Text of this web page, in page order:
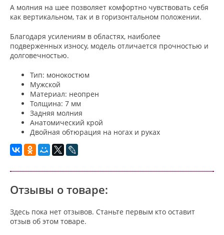
А молния на шее позволяет комфортно чувствовать себя
как вертикальном, так и в горизонтальном положении.
Благодаря усилениям в областях, наиболее
подверженных износу, модель отличается прочностью и
долговечностью.
Тип: монокостюм
Мужской
Материал: неопрен
Толщина: 7 мм
Задняя молния
Анатомический крой
Двойная обтюрация на ногах и руках
Отзывы о товаре:
Здесь пока нет отзывов. Станьте первым кто оставит
отзыв об этом товаре.